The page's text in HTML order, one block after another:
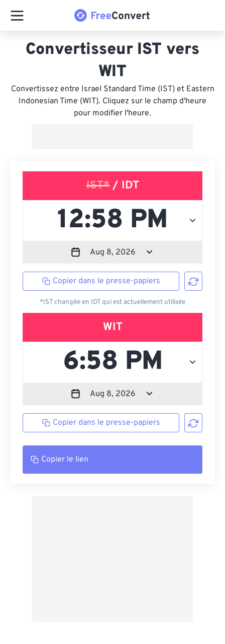
Convertisseur IST vers
WIT
Convertissez entre Israel Standard Time (IST) et Eastern
Indonesian Time (WIT). Cliquez sur le champ d'heure
pour modifier l'heure.
IST*/ IDT
Copier dans le presse-papiers
*IST changée en IDT qui est actuellement utilisée
WIT
Copier dans le presse-papiers
Copier le lien